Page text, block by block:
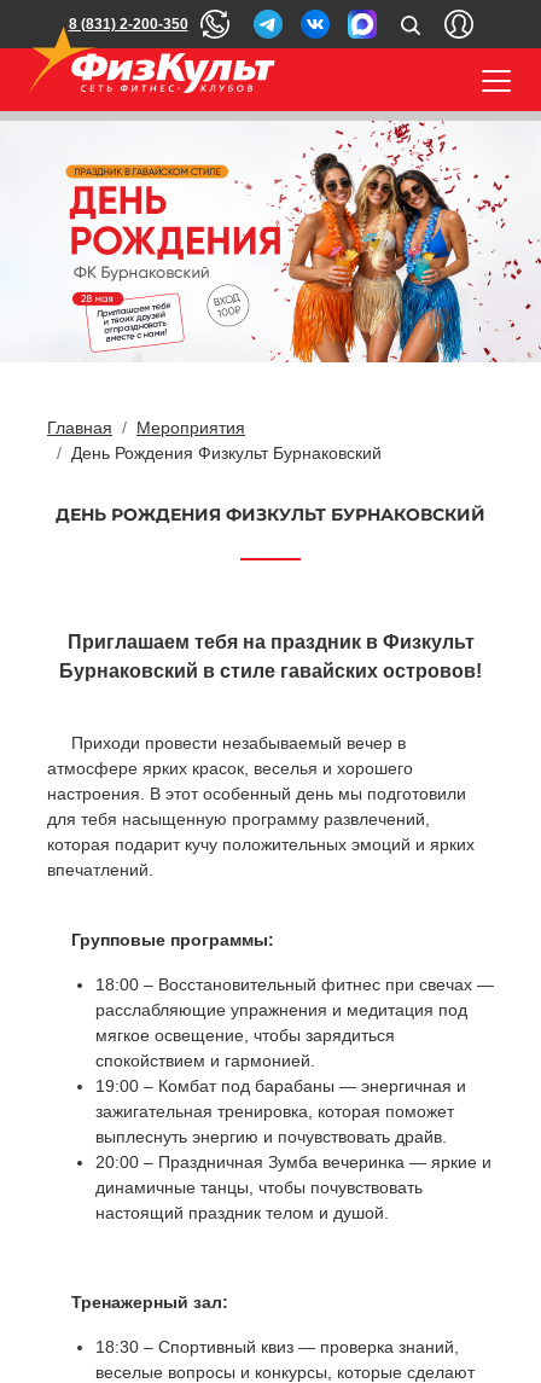
8 (831) 2-200-350
Главная
Мероприятия
День Рождения Физкульт Бурнаковский
ДЕНЬ РОЖДЕНИЯ ФИЗКУЛЬТ БУРНАКОВСКИЙ
Приглашаем тебя на праздник в Физкульт
Бурнаковский в стиле гавайских островов!
Приходи провести незабываемый вечер в
атмосфере ярких красок, веселья и хорошего
настроения. В этот особенный день мы подготовили
для тебя насыщенную программу развлечений,
которая подарит кучу положительных эмоций и ярких
впечатлений.
Групповые программы:
18:00 – Восстановительный фитнес при свечах —
расслабляющие упражнения и медитация под
мягкое освещение, чтобы зарядиться
спокойствием и гармонией.
19:00 – Комбат под барабаны — энергичная и
зажигательная тренировка, которая поможет
выплеснуть энергию и почувствовать драйв.
20:00 – Праздничная Зумба вечеринка — яркие и
динамичные танцы, чтобы почувствовать
настоящий праздник телом и душой.
Тренажерный зал:
18:30 – Спортивный квиз — проверка знаний,
веселые вопросы и конкурсы, которые сделают